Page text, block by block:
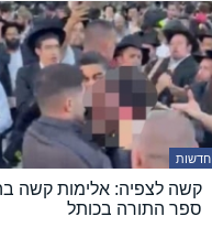
חדשות
קשה לצפיה: אלימות קשה
ספר התורה בכותל